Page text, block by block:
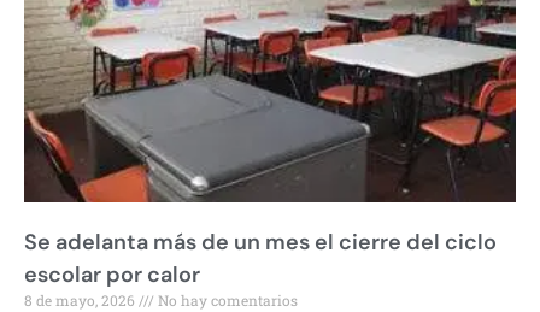
Se adelanta más de un mes el cierre del ciclo
escolar por calor
8 de mayo, 2026 No hay comentarios